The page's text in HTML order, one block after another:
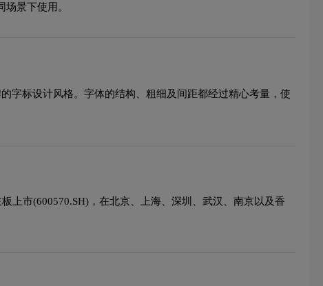
景下使用。
字标设计风格。字体的结构、粗细及间距都经过精心考量，使
上市(600570.SH)，在北京、上海、深圳、武汉、南京以及香